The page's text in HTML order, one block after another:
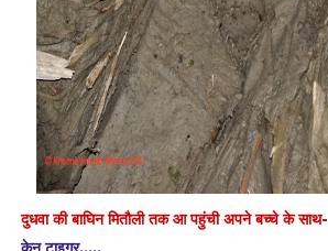
दुधवा की बाघिन मितौली तक आ पहुंची अपने बच्चे के साथ-